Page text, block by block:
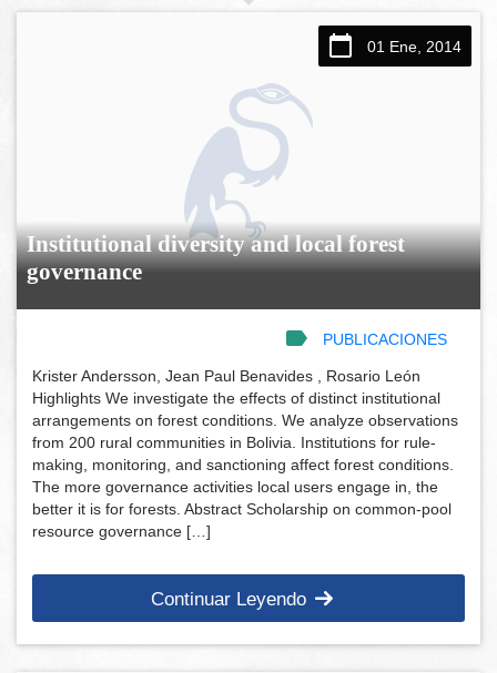
01 Ene, 2014
Institutional diversity and local forest
governance
PUBLICACIONES
Krister Andersson, Jean Paul Benavides , Rosario León
Highlights We investigate the effects of distinct institutional
arrangements on forest conditions. We analyze observations
from 200 rural communities in Bolivia. Institutions for rule-
making, monitoring, and sanctioning affect forest conditions.
The more governance activities local users engage in, the
better it is for forests. Abstract Scholarship on common-pool
resource governance […]
Continuar Leyendo